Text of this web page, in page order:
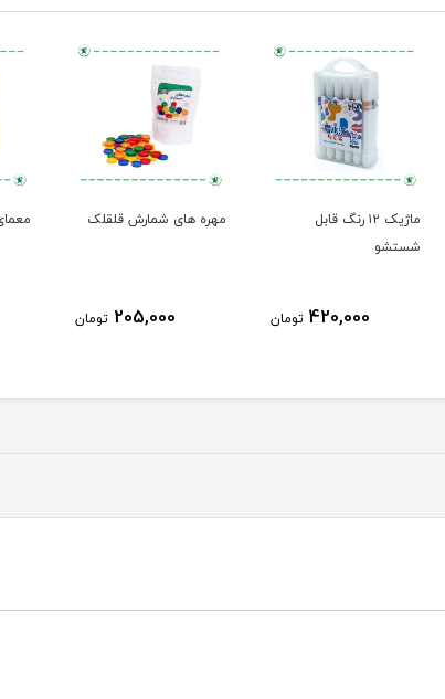
ماژیک ۱۲ رنگ قابل
شستشو
420,000 تومان
مهره های شمارش قلقلک
205,000 تومان